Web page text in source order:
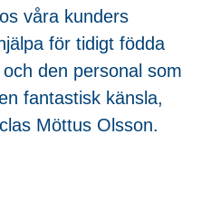
våra kunders
för tidigt födda
den personal som
fantastisk känsla,
Möttus Olsson.